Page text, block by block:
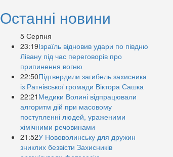
Останні новини
5 Серпня
23:19Ізраїль відновив удари по півдню
Лівану під час переговорів про
припинення вогню
22:50Підтвердили загибель захисника
із Ратнівської громади Віктора Сашка
22:21 Медики Волині відпрацювали
алгоритм дій при масовому
поступленні людей, ураженими
хімічними речовинами
21:52У Нововолинську для дружин
зниклих безвісти Захисників